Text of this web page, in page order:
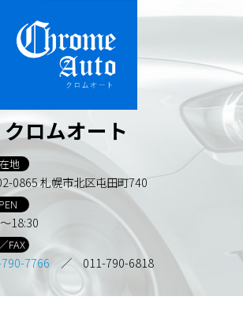
クロムオート
地
0865 札幌市北区屯田町740
18:30
FAX
7766 ／ 011-790-6818